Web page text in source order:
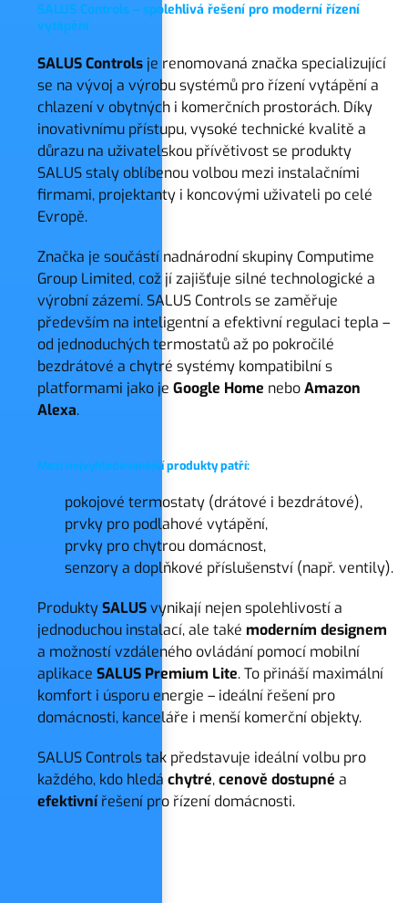
SALUS Controls – spolehlivá řešení pro moderní řízení
vytápění
SALUS Controls je renomovaná značka specializující
se na vývoj a výrobu systémů pro řízení vytápění a
chlazení v obytných i komerčních prostorách. Díky
inovativnímu přístupu, vysoké technické kvalitě a
důrazu na uživatelskou přívětivost se produkty
SALUS staly oblíbenou volbou mezi instalačními
firmami, projektanty i koncovými uživateli po celé
Evropě.
Značka je součástí nadnárodní skupiny Computime
Group Limited, což jí zajišťuje silné technologické a
výrobní zázemí. SALUS Controls se zaměřuje
především na inteligentní a efektivní regulaci tepla –
od jednoduchých termostatů až po pokročilé
bezdrátové a chytré systémy kompatibilní s
platformami jako jeGoogle Home neboAmazon
Alexa.
Mezi nejvyhledávanější produkty patří:
pokojové termostaty (drátové i bezdrátové),
prvky pro podlahové vytápění,
prvky pro chytrou domácnost,
senzory a doplňkové příslušenství (např. ventily).
ProduktySALUSvynikají nejen spolehlivostí a
jednoduchou instalací, ale také moderním designem
a možností vzdáleného ovládání pomocí mobilní
aplikaceSALUS Premium Lite. To přináší maximální
komfort i úsporu energie – ideální řešení pro
domácnosti, kanceláře i menší komerční objekty.
SALUS Controls tak představuje ideální volbu pro
každého, kdo hledáchytré,cenově dostupné a
efektivnířešení pro řízení domácnosti.